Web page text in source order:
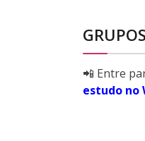
📲 Entre
estudo no